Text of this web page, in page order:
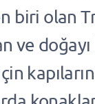
biri olan
ve